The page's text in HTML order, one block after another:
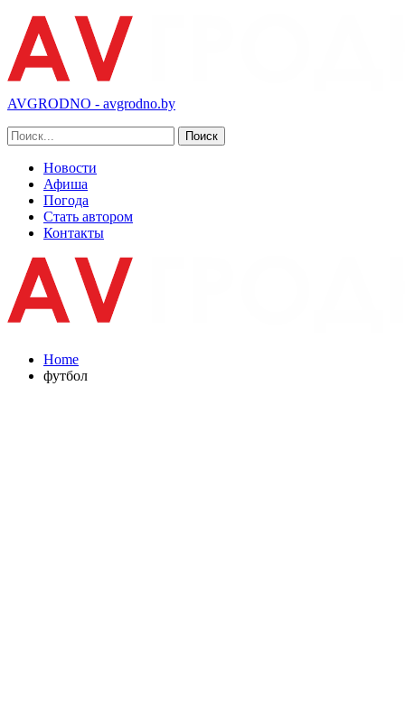
AVGRODNO - avgrodno.by
Новости
Афиша
Погода
Стать автором
Контакты
Home
футбол